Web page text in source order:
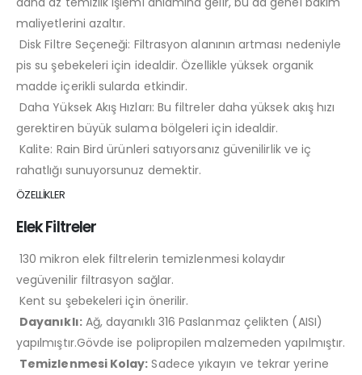
maliyetlerini azaltır.
Disk Filtre Seçeneği: Filtrasyon alanının artması nedeniyle
pis su şebekeleri için idealdir. Özellikle yüksek organik
madde içerikli sularda etkindir.
Daha Yüksek Akış Hızları: Bu filtreler daha yüksek akış hızı
gerektiren büyük sulama bölgeleri için idealdir.
Kalite: Rain Bird ürünleri satıyorsanız güvenilirlik ve iç
rahatlığı sunuyorsunuz demektir.
ÖZELLİKLER
Elek Filtreler
130 mikron elek filtrelerin temizlenmesi kolaydır
vegüvenilir filtrasyon sağlar.
Kent su şebekeleri için önerilir.
Dayanıklı:Ağ, dayanıklı 316 Paslanmaz çelikten (AISI)
yapılmıştır.Gövde ise polipropilen malzemeden yapılmıştır.
Temizlenmesi Kolay: Sadece yıkayın ve tekrar yerine